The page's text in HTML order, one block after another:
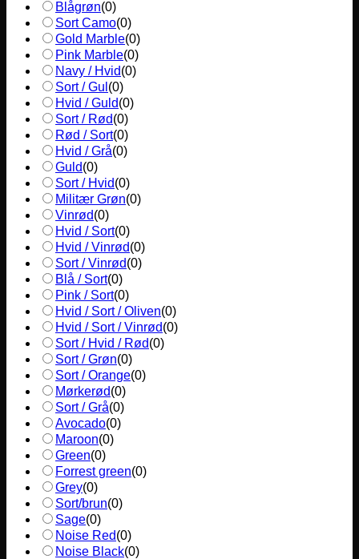
Blågrøn(0)
Sort Camo(0)
Gold Marble(0)
Pink Marble(0)
Navy / Hvid(0)
Sort / Gul (0)
Hvid / Guld(0)
Sort / Rød(0)
Rød / Sort(0)
Hvid / Grå(0)
Guld(0)
Sort / Hvid(0)
Militær Grøn(0)
Vinrød(0)
Hvid / Sort(0)
Hvid / Vinrød(0)
Sort / Vinrød(0)
Blå / Sort(0)
Pink / Sort(0)
Hvid / Sort / Oliven(0)
Hvid / Sort / Vinrød(0)
Sort / Hvid / Rød(0)
Sort / Grøn(0)
Sort / Orange(0)
Mørkerød(0)
Sort / Grå(0)
Avocado(0)
Maroon(0)
Green(0)
Forrest green(0)
Grey(0)
Sort/brun(0)
Sage(0)
Noise Red(0)
Noise Black(0)